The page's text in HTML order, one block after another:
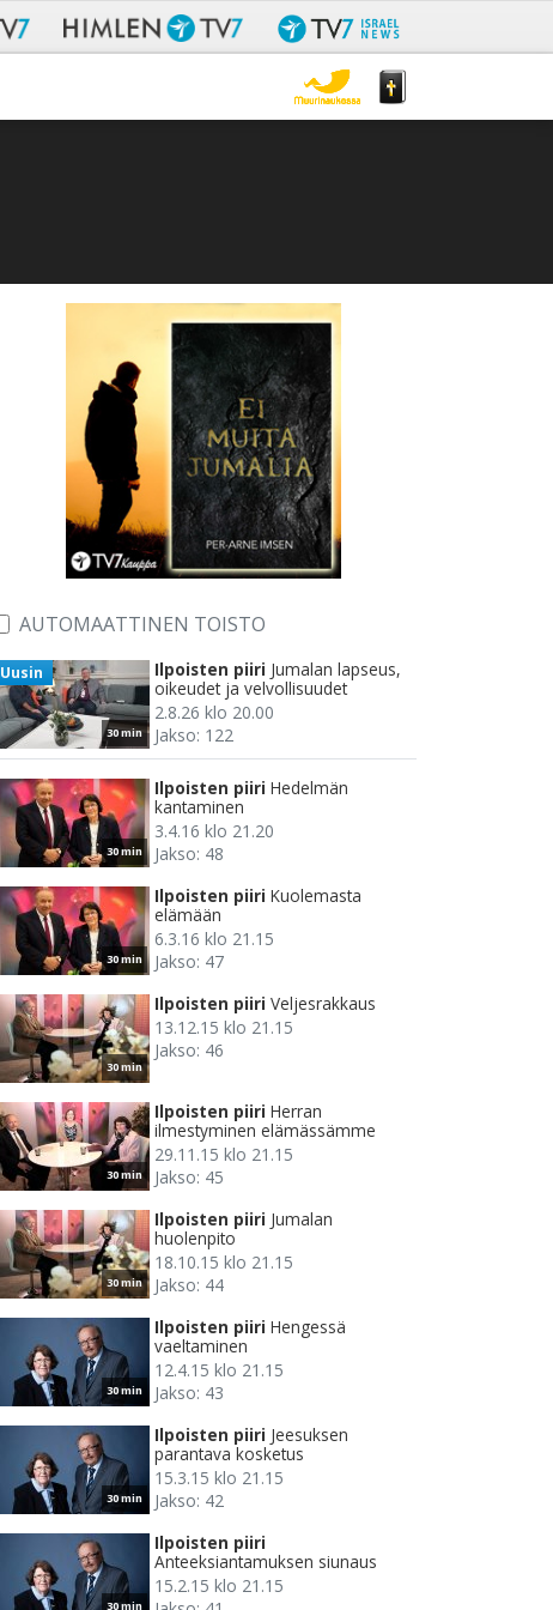
AUTOMAATTINEN TOISTO
30 min
Uusin Ilpoisten piiri Jumalan lapseus,
oikeudet ja velvollisuudet
2.8.26 klo 20.00
Jakso: 122
30 min
Ilpoisten piiri Hedelmän
kantaminen
3.4.16 klo 21.20
Jakso: 48
30 min
Ilpoisten piiri Kuolemasta
elämään
6.3.16 klo 21.15
Jakso: 47
30 min
Ilpoisten piiri Veljesrakkaus
13.12.15 klo 21.15
Jakso: 46
30 min
Ilpoisten piiri Herran
ilmestyminen elämässämme
29.11.15 klo 21.15
Jakso: 45
30 min
Ilpoisten piiri Jumalan
huolenpito
18.10.15 klo 21.15
Jakso: 44
30 min
Ilpoisten piiri Hengessä
vaeltaminen
12.4.15 klo 21.15
Jakso: 43
30 min
Ilpoisten piiri Jeesuksen
parantava kosketus
15.3.15 klo 21.15
Jakso: 42
30 min
Ilpoisten piiri
Anteeksiantamuksen siunaus
15.2.15 klo 21.15